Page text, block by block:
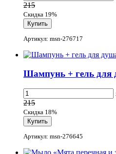
215
Скидка 19%
Артикул: msn-276717
Шампунь + гель для
215
Скидка 18%
Артикул: msn-276645